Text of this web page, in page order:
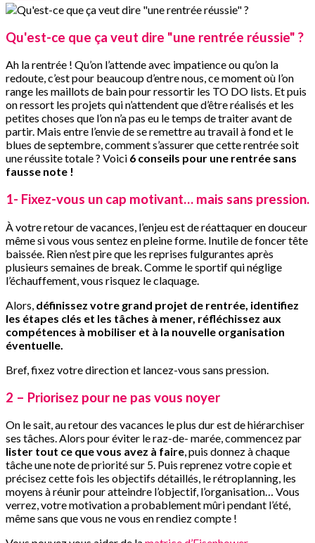
Qu'est-ce que ça veut dire "une rentrée réussie" ?
Ah la rentrée ! Qu’on l’attende avec impatience ou qu’on la
redoute, c’est pour beaucoup d’entre nous, ce moment où l’on
range les maillots de bain pour ressortir les TO DO lists. Et puis
on ressort les projets qui n’attendent que d’être réalisés et les
petites choses que l’on n’a pas eu le temps de traiter avant de
partir. Mais entre l’envie de se remettre au travail à fond et le
blues de septembre, comment s’assurer que cette rentrée soit
une réussite totale ? Voici 6 conseils pour une rentrée sans
fausse note !
1️- Fixez-vous un cap motivant… mais sans pression.
À votre retour de vacances, l’enjeu est de réattaquer en douceur
même si vous vous sentez en pleine forme. Inutile de foncer tête
baissée. Rien n’est pire que les reprises fulgurantes après
plusieurs semaines de break. Comme le sportif qui néglige
l’échauffement, vous risquez le claquage.
Alors, définissez votre grand projet de rentrée, identifiez
les étapes clés et les tâches à mener, réfléchissez aux
compétences à mobiliser et à la nouvelle organisation
éventuelle.
Bref, fixez votre direction et lancez-vous sans pression.
2 – Priorisez pour ne pas vous noyer
On le sait, au retour des vacances le plus dur est de hiérarchiser
ses tâches. Alors pour éviter le raz-de- marée, commencez par
lister tout ce que vous avez à faire, puis donnez à chaque
tâche une note de priorité sur 5. Puis reprenez votre copie et
précisez cette fois les objectifs détaillés, le rétroplanning, les
moyens à réunir pour atteindre l’objectif, l’organisation… Vous
verrez, votre motivation a probablement mûri pendant l’été,
même sans que vous ne vous en rendiez compte !